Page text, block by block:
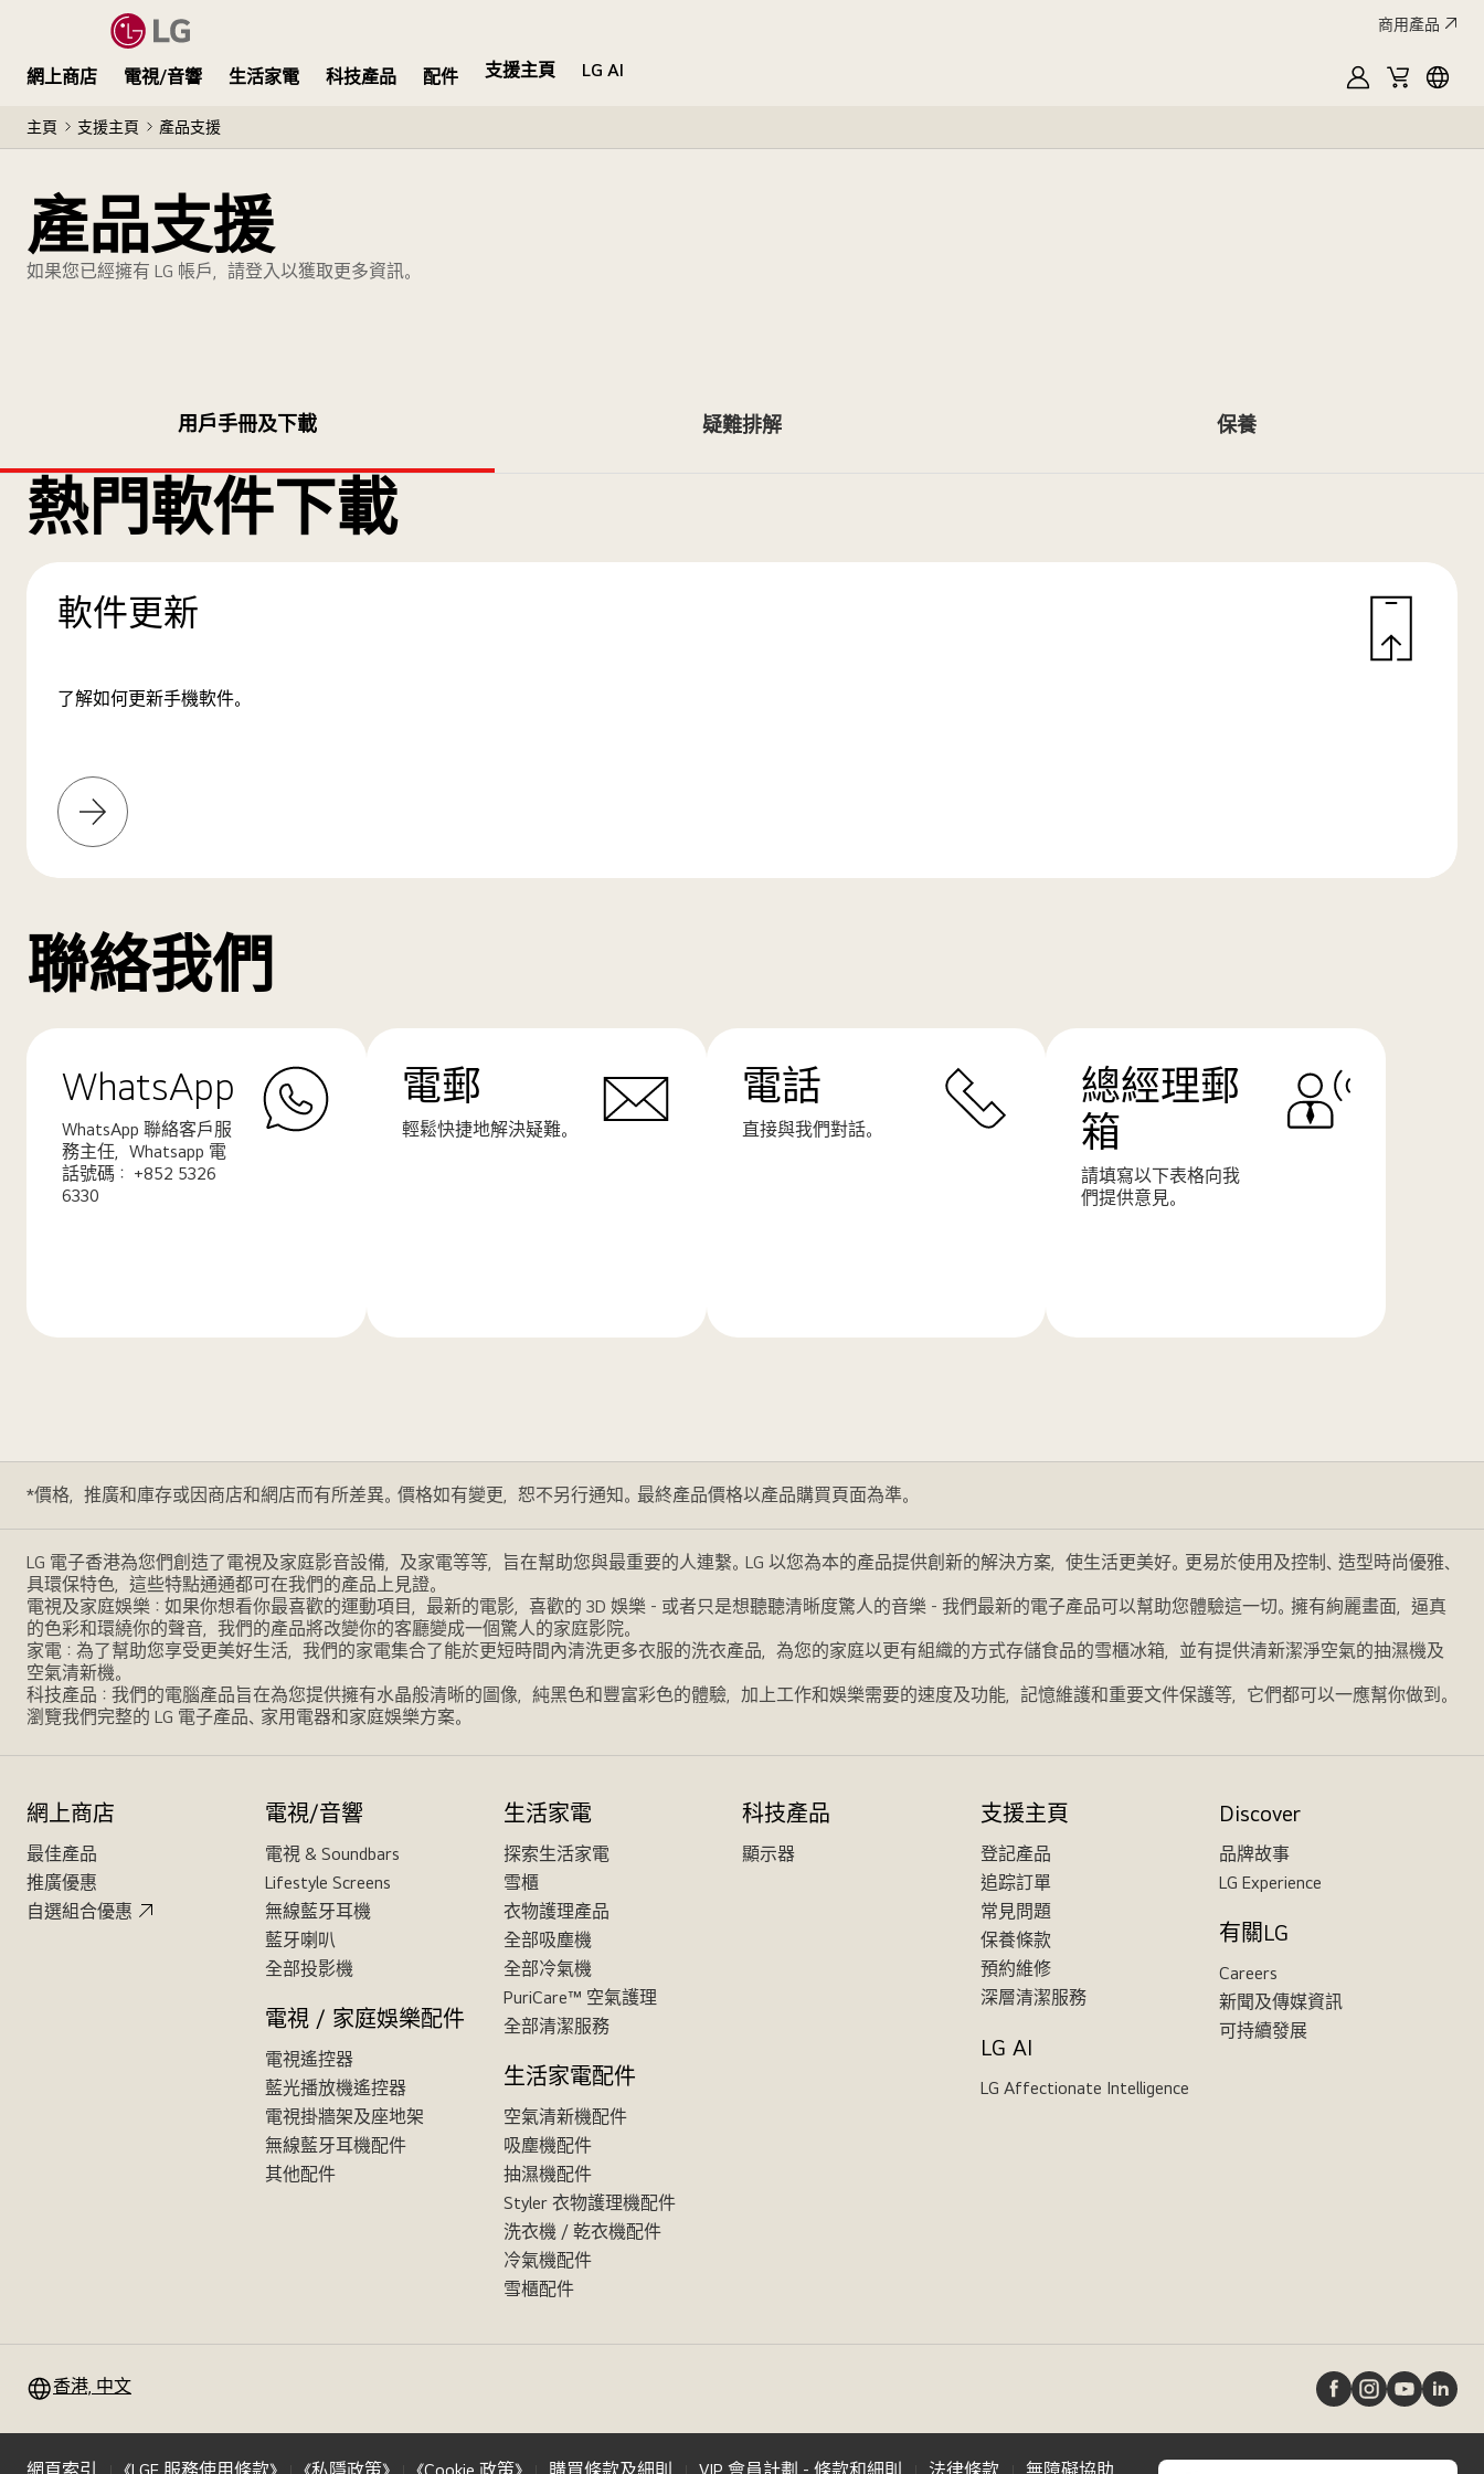
商用產品
網上商店 電視/音響 生活家電 科技產品 配件 支援主頁
LG AI
MyLG購
主頁 支援主頁 產品支援
產品支援
如果您已經擁有 LG 帳戶，請登入以獲取更多資訊。
用戶手冊及下載 疑難排解 保養
熱門軟件下載
軟件更新
了解如何更新手機軟件。
解
更
聯絡我們
WhatsApp
WhatsApp 聯絡客戶服
務主任，Whatsapp 電
話號碼： +852 5326
6330
電郵
輕鬆快捷地解決疑難。
電話
直接與我們對話。
總經理郵
箱
請填寫以下表格向我
們提供意見。
*價格，推廣和庫存或因商店和網店而有所差異。價格如有變更，恕不另行通知。最終產品價格以產品購買頁面為準。
LG 電子香港為您們創造了電視及家庭影音設備，及家電等等，旨在幫助您與最重要的人連繫。LG 以您為本的產品提供創新的解決方案，使生活更美好。更易於使用及控制、造型時尚優雅、
具環保特色，這些特點通通都可在我們的產品上見證。
電視及家庭娛樂：如果你想看你最喜歡的運動項目，最新的電影，喜歡的 3D 娛樂 - 或者只是想聽聽清晰度驚人的音樂 - 我們最新的電子產品可以幫助您體驗這一切。擁有絢麗畫面，逼真
的色彩和環繞你的聲音，我們的產品將改變你的客廳變成一個驚人的家庭影院。
家電：為了幫助您享受更美好生活，我們的家電集合了能於更短時間內清洗更多衣服的洗衣產品，為您的家庭以更有組織的方式存儲食品的雪櫃冰箱，並有提供清新潔淨空氣的抽濕機及
空氣清新機。
科技產品：我們的電腦產品旨在為您提供擁有水晶般清晰的圖像，純黑色和豐富彩色的體驗，加上工作和娛樂需要的速度及功能，記憶維護和重要文件保護等，它們都可以一應幫你做到。
瀏覽我們完整的 LG 電子產品、家用電器和家庭娛樂方案。
網上商店
最佳產品
推廣優惠
自選組合優惠
電視/音響
電視 & Soundbars
Lifestyle Screens
無線藍牙耳機
藍牙喇叭
全部投影機
電視 / 家庭娛樂配件
電視遙控器
藍光播放機遙控器
電視掛牆架及座地架
無線藍牙耳機配件
其他配件
生活家電
探索生活家電
雪櫃
衣物護理產品
全部吸塵機
全部冷氣機
PuriCare™ 空氣護理
全部清潔服務
生活家電配件
空氣清新機配件
吸塵機配件
抽濕機配件
Styler 衣物護理機配件
洗衣機 / 乾衣機配件
冷氣機配件
雪櫃配件
科技產品
顯示器
支援主頁
登記產品
追踪訂單
常見問題
保養條款
預約維修
深層清潔服務
LG AI
LG Affectionate Intelligence
Discover
品牌故事
LG Experience
有關LG
Careers
新聞及傳媒資訊
可持續發展
香港, 中文